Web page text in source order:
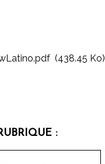
(438.45 Ko)
: